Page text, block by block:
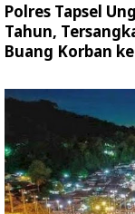
Polres Tapsel
Tahun,
Buang Korban